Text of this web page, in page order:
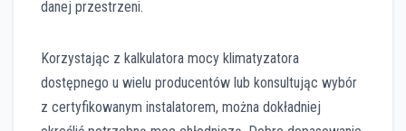
danej przestrzeni.
Korzystając z kalkulatora mocy klimatyzatora
dostępnego u wielu producentów lub konsultując wybór
z certyfikowanym instalatorem, można dokładniej